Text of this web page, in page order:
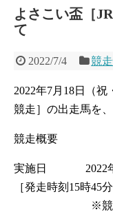
よさこい盃［
て
2022/7/4 競
2022年7月18日（
競走］の出走馬を
競走概要
実施日 2022年7
［発走時刻15時45
※競走番号を